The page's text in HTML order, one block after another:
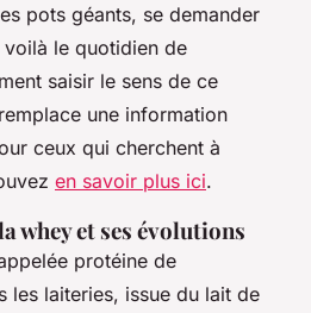
pots géants, se demander
le quotidien de
saisir le sens de ce
une information
ceux qui cherchent à
en savoir plus ici.
whey et ses évolutions
protéine de
les laiteries, issue du lait de